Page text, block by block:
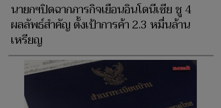
นายกฯปิดฉากภารกิจเยือนอินโดนีเซีย ชู 4
ผลลัพธ์สำคัญ ตั้งเป้าการค้า 2.3 หมื่นล้าน
เหรียญ